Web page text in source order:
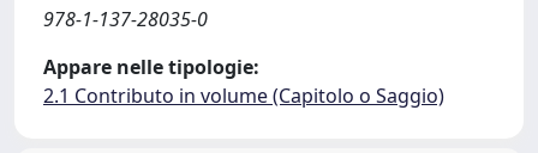
978-1-137-28035-0
Appare nelle tipologie:
2.1 Contributo in volume (Capitolo o Saggio)